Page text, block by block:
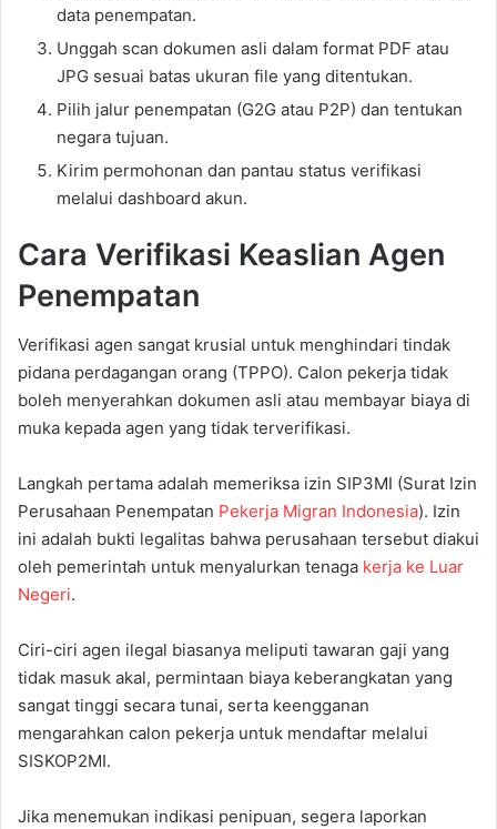
data penempatan.
Unggah scan dokumen asli dalam format PDF atau
JPG sesuai batas ukuran file yang ditentukan.
Pilih jalur penempatan (G2G atau P2P) dan tentukan
negara tujuan.
Kirim permohonan dan pantau status verifikasi
melalui dashboard akun.
Cara Verifikasi Keaslian Agen
Penempatan
Verifikasi agen sangat krusial untuk menghindari tindak
pidana perdagangan orang (TPPO). Calon pekerja tidak
boleh menyerahkan dokumen asli atau membayar biaya di
muka kepada agen yang tidak terverifikasi.
Langkah pertama adalah memeriksa izin SIP3MI (Surat Izin
Perusahaan Penempatan Pekerja Migran Indonesia). Izin
ini adalah bukti legalitas bahwa perusahaan tersebut diakui
oleh pemerintah untuk menyalurkan tenaga kerja ke Luar
Negeri.
Ciri-ciri agen ilegal biasanya meliputi tawaran gaji yang
tidak masuk akal, permintaan biaya keberangkatan yang
sangat tinggi secara tunai, serta keengganan
mengarahkan calon pekerja untuk mendaftar melalui
SISKOP2MI.
Jika menemukan indikasi penipuan, segera laporkan